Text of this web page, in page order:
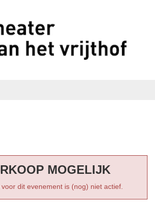
MOGELIJK
dit evenement is (nog) niet actief.